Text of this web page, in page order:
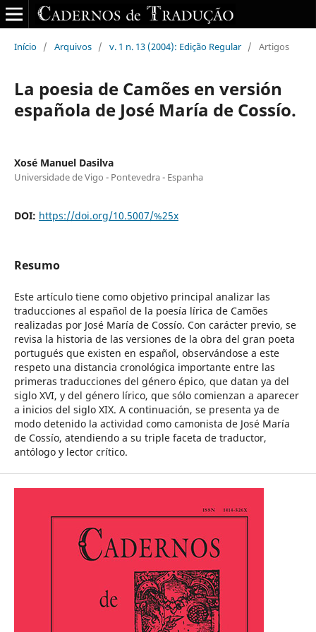
Início / Arquivos / v. 1 n. 13 (2004): Edição Regular / Artigos
La poesia de Camões en versión
española de José María de Cossío.
Xosé Manuel Dasilva
Universidade de Vigo - Pontevedra - Espanha
DOI: https://doi.org/10.5007/%25x
Resumo
Este artículo tiene como objetivo principal analizar las
traducciones al español de la poesía lírica de Camões
realizadas por José María de Cossío. Con carácter previo, se
revisa la historia de las versiones de la obra del gran poeta
portugués que existen en español, observándose a este
respeto una distancia cronológica importante entre las
primeras traducciones del género épico, que datan ya del
siglo XVI, y del género lírico, que sólo comienzan a aparecer
a inicios del siglo XIX. A continuación, se presenta ya de
modo detenido la actividad como camonista de José María
de Cossío, atendiendo a su triple faceta de traductor,
antólogo y lector crítico.